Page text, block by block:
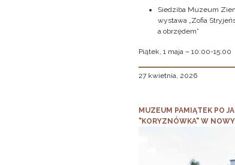
Siedziba Muzeum
wystawa „Zofia
a obrzędem”
Piątek, 1 maja – 10:00-15:00
27 kwietnia, 2026
MUZEUM PAMIĄTEK PO
"KORYZNÓWKA" W